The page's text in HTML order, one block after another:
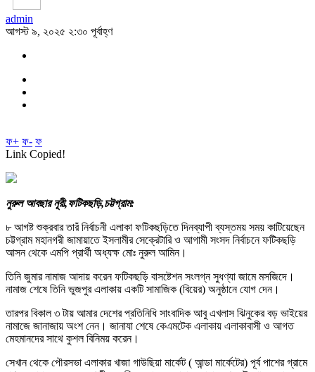
admin
আগস্ট ৯, ২০২৫ ২:৩০ পূর্বাহ্ণ
ফ+ ফ- ফ
Link Copied!
নুরুল আবছার নূরী,ফটিকছড়ি,চট্টগ্রাম:
৮ আগষ্ট শুক্রবার তারঁ নির্বাচনী এলাকা ফটিকছড়িতে দিনব্যাপী ব্যস্তময় সময় কাটিয়েছেন
চট্টগ্রাম মহানগরী জামায়াতে ইসলামীর সেক্রেটারি ও আগামী সংসদ নির্বাচনে ফটিকছড়ি
আসন থেকে এমপি প্রার্থী অধ্যক্ষ মোঃ নুরুল আমিন।
তিনি জুমার নামাজ আদায় করেন ফটিকছড়ি বাসষ্টেশন সংলগ্ন সুধণ্যা জামে মসজিদে।
নামাজ শেষে তিনি ভুজপুর এলাকায় একটি সামাজিক (বিয়ের) অনুষ্ঠানে যোগ দেন।
তারপর বিকাল ৩ টায় আমার দেশের প্রতিনিধি সাংবাদিক আবু এখলাস ঝিনুকের বড় ভাইয়ের
নামাজে জানাজায় অংশ নেন। জানাযা শেষে কেএমটেক এলাকায় এলাকাবাসী ও আগত
মেহমানদের সাথে কুশল বিনিময় করেন।
সেখান থেকে পৌরসভা এলাকার খাজা গাউছিয়া মার্কেট ( আন্ডা মার্কেটের) পূর্ব পাশের গ্রামে